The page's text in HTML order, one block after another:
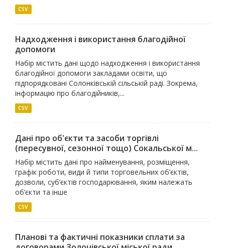
CSV
Надходження і використання благодійної
допомоги
Набір містить дані щодо надходження і використання
благодійної допомоги закладами освіти, що
підпорядковані Солонківській сільській раді. Зокрема,
інформацію про благодійників,...
CSV
Дані про об'єкти та засоби торгівлі
(пересувної, сезонної тощо) Сокальської м...
Набір містить дані про найменування, розміщення,
графік роботи, види й типи торговельних об’єктів,
дозволи, суб’єктів господарювання, яким належать
об’єкти та інше
CSV
Планові та фактичні показники сплати за